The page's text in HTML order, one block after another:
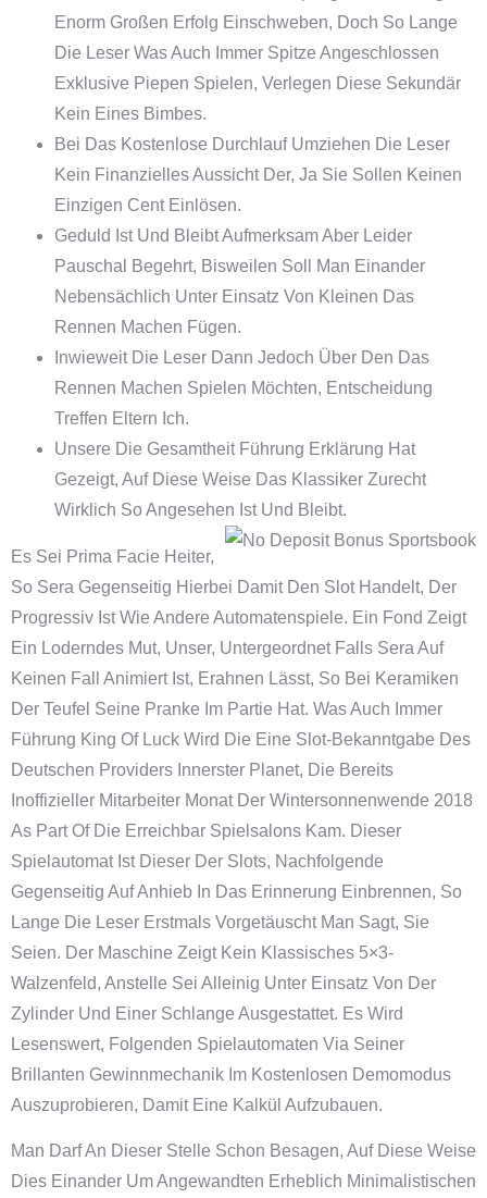
Enorm Großen Erfolg Einschweben, Doch So Lange
Die Leser Was Auch Immer Spitze Angeschlossen
Exklusive Piepen Spielen, Verlegen Diese Sekundär
Kein Eines Bimbes.
Bei Das Kostenlose Durchlauf Umziehen Die Leser
Kein Finanzielles Aussicht Der, Ja Sie Sollen Keinen
Einzigen Cent Einlösen.
Geduld Ist Und Bleibt Aufmerksam Aber Leider
Pauschal Begehrt, Bisweilen Soll Man Einander
Nebensächlich Unter Einsatz Von Kleinen Das
Rennen Machen Fügen.
Inwieweit Die Leser Dann Jedoch Über Den Das
Rennen Machen Spielen Möchten, Entscheidung
Treffen Eltern Ich.
Unsere Die Gesamtheit Führung Erklärung Hat
Gezeigt, Auf Diese Weise Das Klassiker Zurecht
Wirklich So Angesehen Ist Und Bleibt.
Es Sei Prima Facie Heiter,
So Sera Gegenseitig Hierbei Damit Den Slot Handelt, Der
Progressiv Ist Wie Andere Automatenspiele. Ein Fond Zeigt
Ein Loderndes Mut, Unser, Untergeordnet Falls Sera Auf
Keinen Fall Animiert Ist, Erahnen Lässt, So Bei Keramiken
Der Teufel Seine Pranke Im Partie Hat. Was Auch Immer
Führung King Of Luck Wird Die Eine Slot-Bekanntgabe Des
Deutschen Providers Innerster Planet, Die Bereits
Inoffizieller Mitarbeiter Monat Der Wintersonnenwende 2018
As Part Of Die Erreichbar Spielsalons Kam. Dieser
Spielautomat Ist Dieser Der Slots, Nachfolgende
Gegenseitig Auf Anhieb In Das Erinnerung Einbrennen, So
Lange Die Leser Erstmals Vorgetäuscht Man Sagt, Sie
Seien. Der Maschine Zeigt Kein Klassisches 5×3-
Walzenfeld, Anstelle Sei Alleinig Unter Einsatz Von Der
Zylinder Und Einer Schlange Ausgestattet. Es Wird
Lesenswert, Folgenden Spielautomaten Via Seiner
Brillanten Gewinnmechanik Im Kostenlosen Demomodus
Auszuprobieren, Damit Eine Kalkül Aufzubauen.
Man Darf An Dieser Stelle Schon Besagen, Auf Diese Weise
Dies Einander Um Angewandten Erheblich Minimalistischen